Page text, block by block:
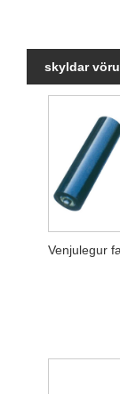
skyldar